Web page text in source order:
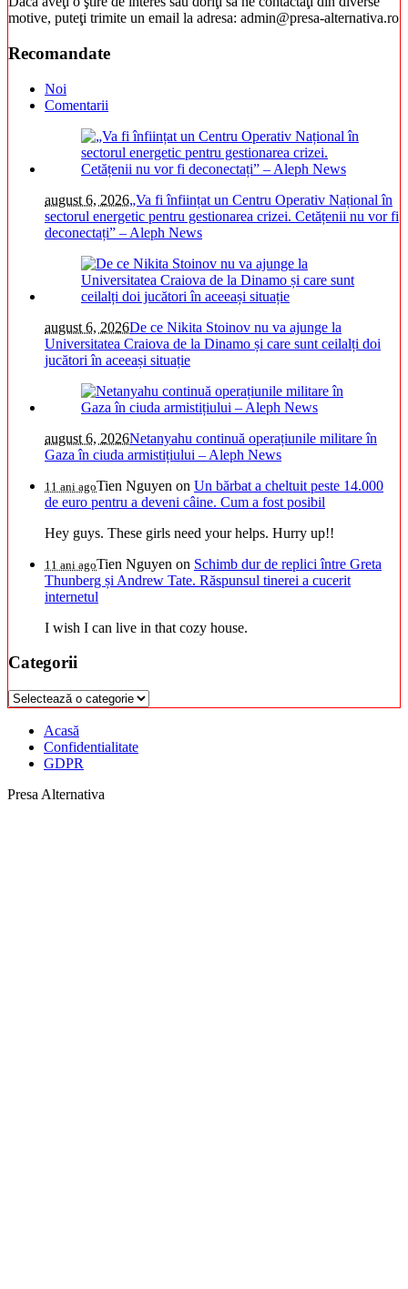
motive, puteţi trimite un email la adresa: admin@presa-alternativa.ro
Recomandate
Noi
Comentarii
august 6, 2026„Va fi înființat un Centru Operativ Național în
sectorul energetic pentru gestionarea crizei. Cetățenii nu vor fi
deconectați” – Aleph News
august 6, 2026De ce Nikita Stoinov nu va ajunge la
Universitatea Craiova de la Dinamo și care sunt ceilalți doi
jucători în aceeași situație
august 6, 2026Netanyahu continuă operațiunile militare în
Gaza în ciuda armistițiului – Aleph News
11 ani agoTien Nguyen on Un bărbat a cheltuit peste 14.000
de euro pentru a deveni câine. Cum a fost posibil
Hey guys. These girls need your helps. Hurry up!!
11 ani agoTien Nguyen on Schimb dur de replici între Greta
Thunberg și Andrew Tate. Răspunsul tinerei a cucerit
internetul
I wish I can live in that cozy house.
Categorii
Categorii
Acasă
Confidentialitate
GDPR
Presa Alternativa